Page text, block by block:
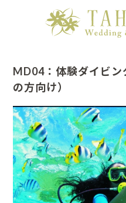
MD04：体験ダイビン
の方向け）